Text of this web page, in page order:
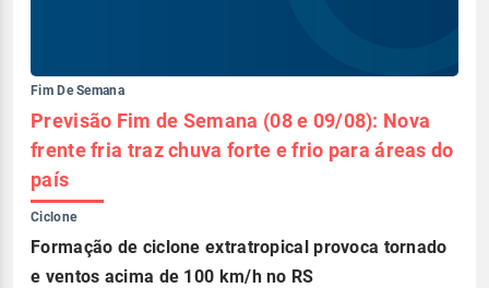
Fim De Semana
Previsão Fim de Semana (08 e 09/08): Nova
frente fria traz chuva forte e frio para áreas do
país
Ciclone
Formação de ciclone extratropical provoca tornado
e ventos acima de 100 km/h no RS